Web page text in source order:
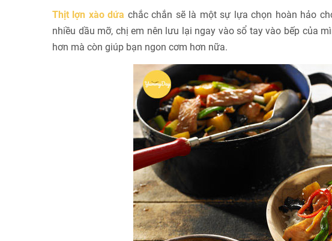
Thịt lợn xào dứa chắc chắn sẽ là một sự lựa chọn hoàn hảo
nhiều dầu mỡ, chị em nên lưu lại ngay vào sổ tay vào bếp của
hơn mà còn giúp bạn ngon cơm hơn nữa.